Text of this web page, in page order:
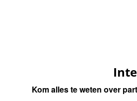
Kom alles te weten over